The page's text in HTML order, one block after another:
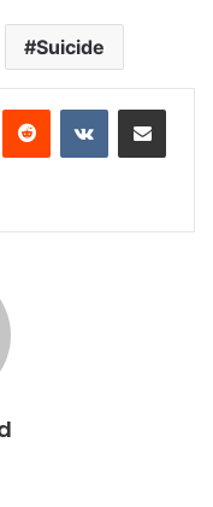
Suicide
Reddit VKontakteShare via Email